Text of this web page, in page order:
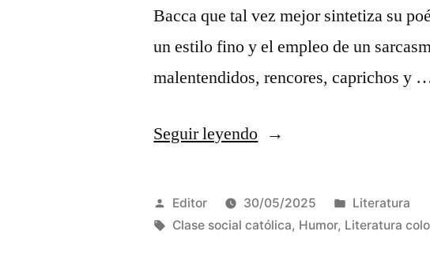
Bacca que tal vez mejor sintetiza su
un estilo fino y el empleo de un
malentendidos, rencores, caprichos y
Seguir leyendo«El
suelto
y
Publicado
por
Editor 30/05/2025
Publicado
en
Literatura
Etiquetas:
Clase social católica, Humor, Literatura